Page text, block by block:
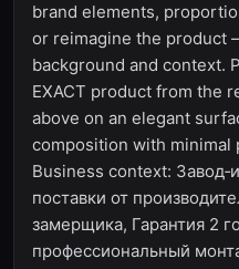
brand elements,
or reimagine the product
background and context.
EXACT product from the
above on an elegant
composition with minimal
Business context:
поставки от
замерщика, Гарантия 2
профессиональный